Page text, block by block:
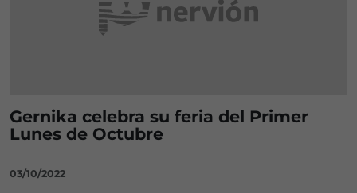
Gernika celebra su feria del Primer
Lunes de Octubre
03/10/2022